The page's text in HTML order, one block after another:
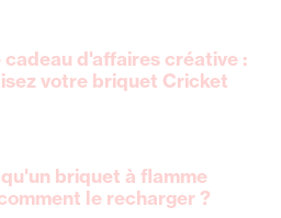
cadeau d'affaires créative :
votre briquet Cricket
briquet à flamme
le recharger ?